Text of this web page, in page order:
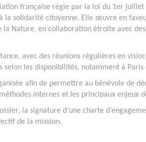
française régie par la loi du 1er
la solidarité citoyenne. Elle œuvre en
la Nature, en collaboration étroite avec
avec des réunions régulières en
les disponibilités, notamment à
afin de permettre au bénévole de
internes et les principaux enjeux
la signature d’une charte
de la mission.